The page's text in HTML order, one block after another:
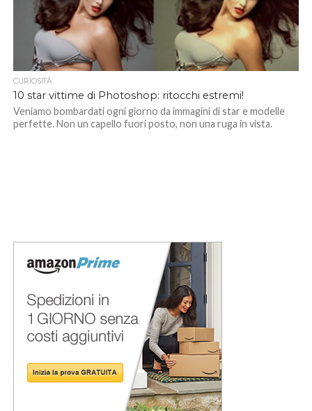
CURIOSITÀ
10 star vittime di Photoshop: ritocchi estremi!
Veniamo bombardati ogni giorno da immagini di star e modelle
perfette. Non un capello fuori posto, non una ruga in vista.